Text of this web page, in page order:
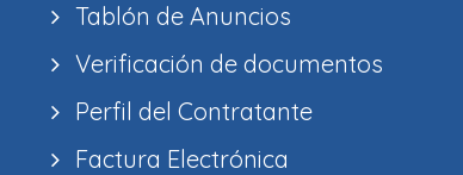
Tablón de Anuncios
Verificación de documentos
Perfil del Contratante
Factura Electrónica